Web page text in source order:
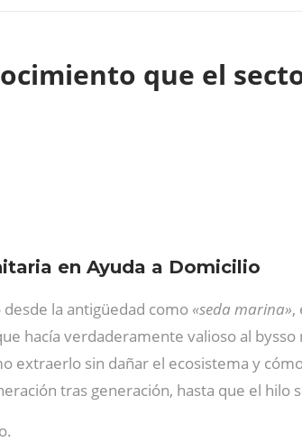
que el
en Ayuda a Domicilio
desde la antigüedad como «seda marina»,
hacía verdaderamente valioso al
extraerlo sin dañar el ecosistema y
tras generación, hasta que el